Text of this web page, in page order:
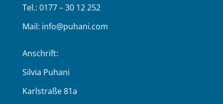
Tel.: 0177 – 30 12 252
Mail: info@puhani.com
Anschrift:
Silvia Puhani
Karlstraße 81a